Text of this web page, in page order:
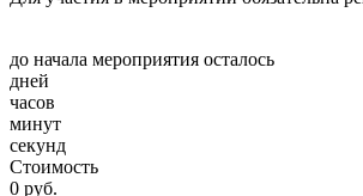
до начала мероприятия осталось
дней
часов
минут
секунд
Стоимость
0 руб.